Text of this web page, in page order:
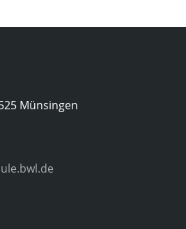
Münsingen